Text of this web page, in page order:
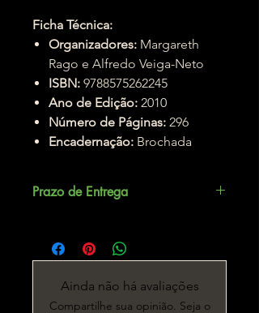
Ficha Técnica:
Organizadores: Margareth
Rago e Alfredo Veiga-Neto
ISBN: 9788575262245
Ano de Edição: 2010
Número de Páginas: 296
Encadernação: Brochada
Prazo de Entrega
Ainda não há avaliações
Compartilhe sua opinião. Seja o